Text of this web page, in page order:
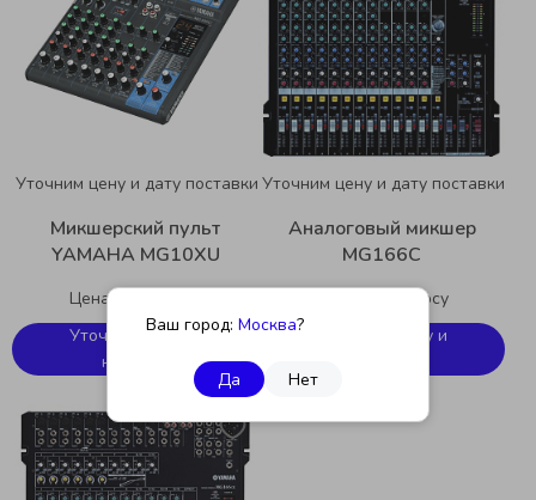
Ваш город: Москва?
Да Нет
Уточним цену и дату поставки
Микшерский пульт
YAMAHA MG10XU
Цена по запросу
Уточнить цену и
наличие
Уточним цену и дату поставки
Аналоговый микшер
MG166C
Цена по запросу
Уточнить цену и